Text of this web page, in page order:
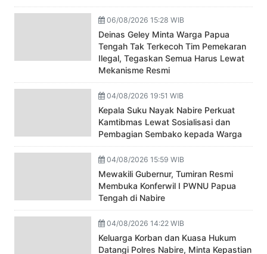
06/08/2026 15:28 WIB
Deinas Geley Minta Warga Papua
Tengah Tak Terkecoh Tim Pemekaran
Ilegal, Tegaskan Semua Harus Lewat
Mekanisme Resmi
04/08/2026 19:51 WIB
Kepala Suku Nayak Nabire Perkuat
Kamtibmas Lewat Sosialisasi dan
Pembagian Sembako kepada Warga
04/08/2026 15:59 WIB
Mewakili Gubernur, Tumiran Resmi
Membuka Konferwil I PWNU Papua
Tengah di Nabire
04/08/2026 14:22 WIB
Keluarga Korban dan Kuasa Hukum
Datangi Polres Nabire, Minta Kepastian